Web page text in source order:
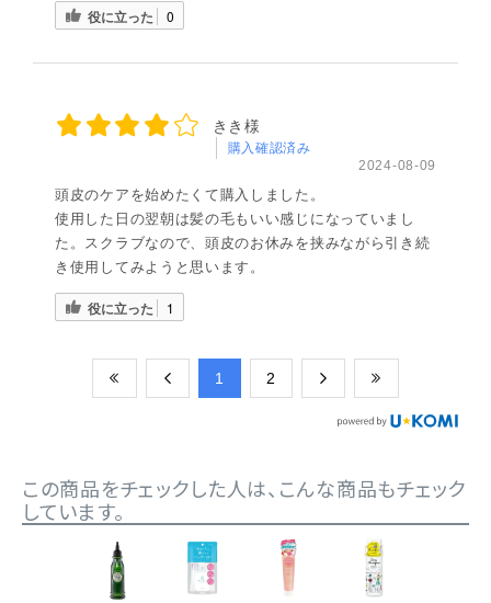
役に立った 0
きき様
購入確認済み
2024-08-09
頭皮のケアを始めたくて購入しました。
使用した日の翌朝は髪の毛もいい感じになっていまし
た。スクラブなので、頭皮のお休みを挟みながら引き続
き使用してみようと思います。
役に立った 1
​1 ​2
この商品をチェックした人は、こんな商品もチェック
しています。